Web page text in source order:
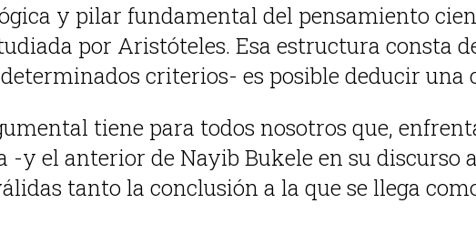
y pilar fundamental del pensamiento
por Aristóteles. Esa estructura consta
criterios- es posible deducir una
tiene para todos nosotros que,
y el anterior de Nayib Bukele en su discurso
tanto la conclusión a la que se llega